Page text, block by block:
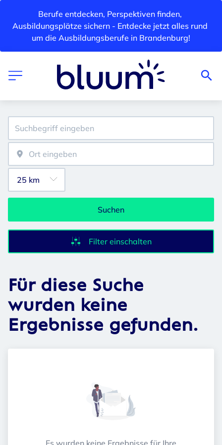
Berufe entdecken, Perspektiven finden,
Ausbildungsplätze sichern - Entdecke jetzt alles rund
um die Ausbildungsberufe in Brandenburg!
Suchen
Filter einschalten
Für diese Suche
wurden keine
Ergebnisse gefunden.
Es wurden keine Ergebnisse für Ihre